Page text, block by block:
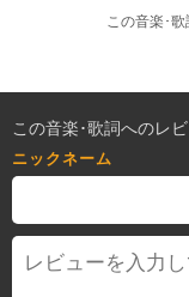
この音楽･
この音楽･歌詞へのレ
ニックネーム